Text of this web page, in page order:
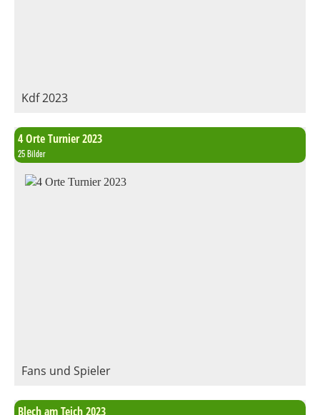
Kdf 2023
4 Orte Turnier 2023
25 Bilder
Fans und Spieler
Blech am Teich 2023